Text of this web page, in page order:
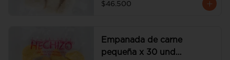
$46.500
Empanada de carne
pequeña x 30 und